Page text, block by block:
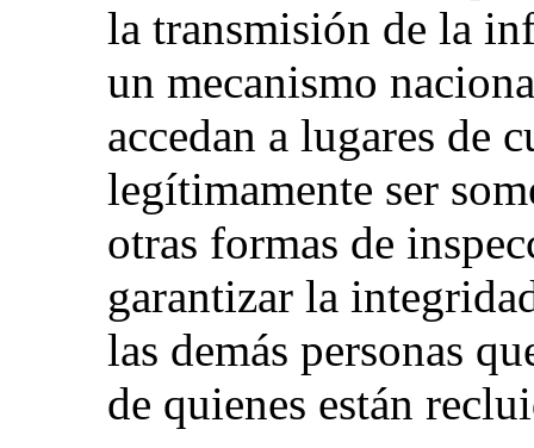
la transmisión de la
un mecanismo
accedan a lugares de
legítimamente ser
otras formas de
garantizar la
las demás personas
de quienes están